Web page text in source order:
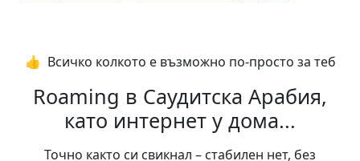
👍️ Всичко колкото е възможно по-просто за теб
Roaming в Саудитска Арабия,
като интернет у дома...
Точно както си свикнал – стабилен нет, без